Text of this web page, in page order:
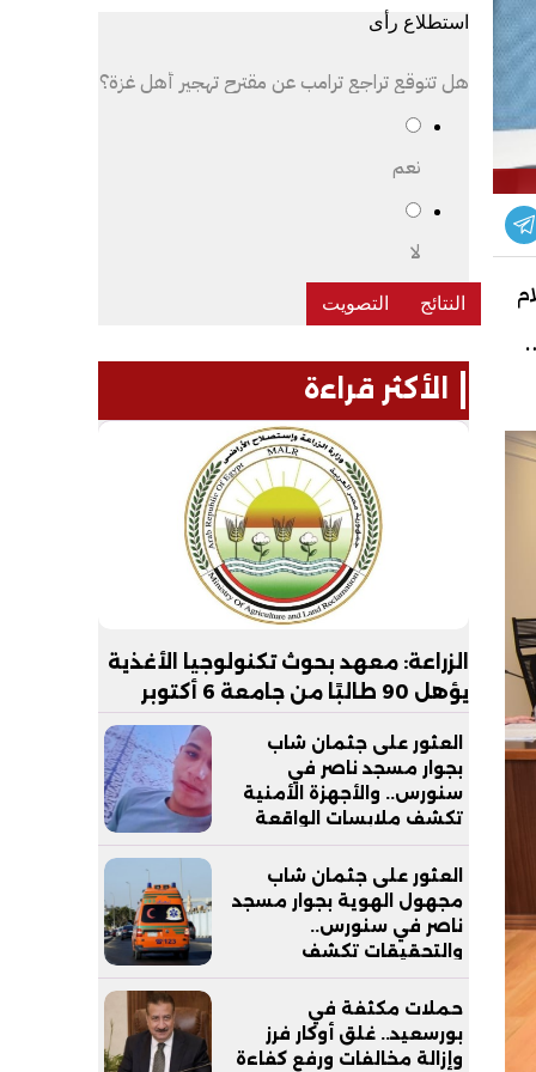
استطلاع رأى
هل تتوقع تراجع ترامب عن مقترح تهجير أهل غزة؟
نعم
لا
الأكثر قراءة
الزراعة: معهد بحوث تكنولوجيا الأغذية
يؤهل 90 طالبًا من جامعة 6 أكتوبر
العثور على جثمان شاب
بجوار مسجد ناصر في
سنورس.. والأجهزة الأمنية
تكشف ملابسات الواقعة
العثور على جثمان شاب
مجهول الهوية بجوار مسجد
ناصر في سنورس..
والتحقيقات تكشف
ملابسات الواقعة
حملات مكثفة في
بورسعيد.. غلق أوكار فرز
وإزالة مخالفات ورفع كفاءة